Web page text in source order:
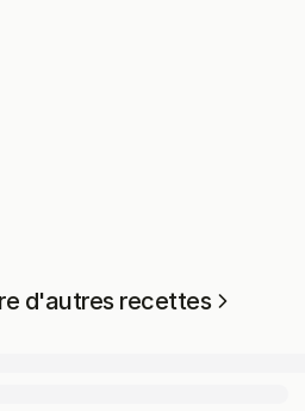
d'autres recettes